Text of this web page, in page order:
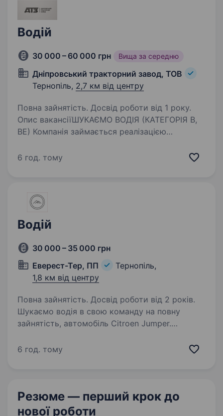
Водій
30 000 – 60 000 грн Вища за середню
Дніпровський тракторний завод, ТОВ
Тернопіль, 2,7 км від центру
Повна зайнятість. Досвід роботи від 1 року.
Опис вакансіїШУКАЄМО ВОДІЯ (КАТЕГОРІЯ В,
ВЕ) Компанія займається реалізацією
терміново потрібен водій на наші вантажні
6 год. тому
Водій
30 000 – 35 000 грн
Еверест-Тер, ПП
Тернопіль,
1,8 км від центру
Повна зайнятість. Досвід роботи від 2 років.
Шукаємо водія в свою команду на повну
зайнятість, автомобіль Citroen Jumper.
премії, бонуси повна зайнятість Основні
6 год. тому
Резюме — перший крок до
нової роботи